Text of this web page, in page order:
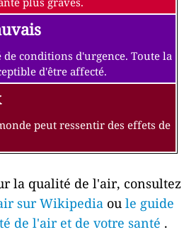
de conditions d'urgence. Toute la
d'être affecté.
peut ressentir des effets de
la qualité de l'air, consultez
sur Wikipedia ou le guide
de l'air et de votre santé .